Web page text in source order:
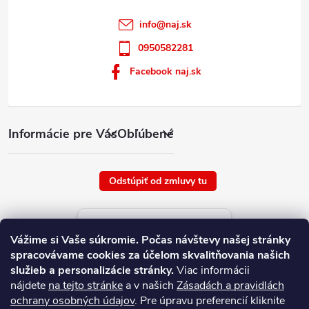
Vážime si Vaše súkromie. Počas návštevy našej stránky
spracovávame cookies za účelom skvalitňovania našich
služieb a personalizácie stránky.Viac informácii
nájdete na tejto stránke a v našich Zásadách a pravidlách
ochrany osobných údajov. Pre úpravu preferencií kliknite
Informácie pre VásObľúbené
info@naj.sk
0950582281
Facebook naj.sk
Odstúpiť od zmluvy tu
Aktuálne ceny tovaru
platné od : 7/8/2026